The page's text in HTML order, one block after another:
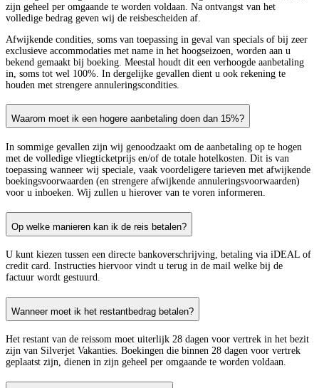
zijn geheel per omgaande te worden voldaan. Na ontvangst van het
volledige bedrag geven wij de reisbescheiden af.
Afwijkende condities, soms van toepassing in geval van specials of bij zeer
exclusieve accommodaties met name in het hoogseizoen, worden aan u
bekend gemaakt bij boeking. Meestal houdt dit een verhoogde aanbetaling
in, soms tot wel 100%. In dergelijke gevallen dient u ook rekening te
houden met strengere annuleringscondities.
Waarom moet ik een hogere aanbetaling doen dan 15%?
In sommige gevallen zijn wij genoodzaakt om de aanbetaling op te hogen
met de volledige vliegticketprijs en/of de totale hotelkosten. Dit is van
toepassing wanneer wij speciale, vaak voordeligere tarieven met afwijkende
boekingsvoorwaarden (en strengere afwijkende annuleringsvoorwaarden)
voor u inboeken. Wij zullen u hierover van te voren informeren.
Op welke manieren kan ik de reis betalen?
U kunt kiezen tussen een directe bankoverschrijving, betaling via iDEAL of
credit card. Instructies hiervoor vindt u terug in de mail welke bij de
factuur wordt gestuurd.
Wanneer moet ik het restantbedrag betalen?
Het restant van de reissom moet uiterlijk 28 dagen voor vertrek in het bezit
zijn van Silverjet Vakanties. Boekingen die binnen 28 dagen voor vertrek
geplaatst zijn, dienen in zijn geheel per omgaande te worden voldaan.